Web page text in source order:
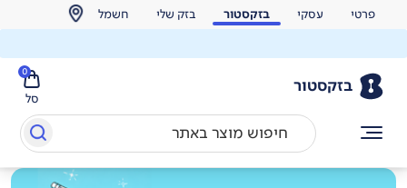
פרטי עסקי בזקסטור בזק שלי חשמל
בזקסטור
סל
0